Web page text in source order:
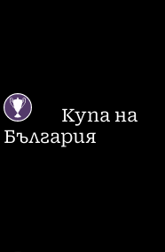
Купа на
България